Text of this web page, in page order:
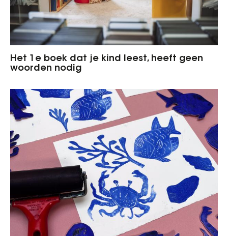
Het 1e boek dat je kind leest, heeft geen
woorden nodig